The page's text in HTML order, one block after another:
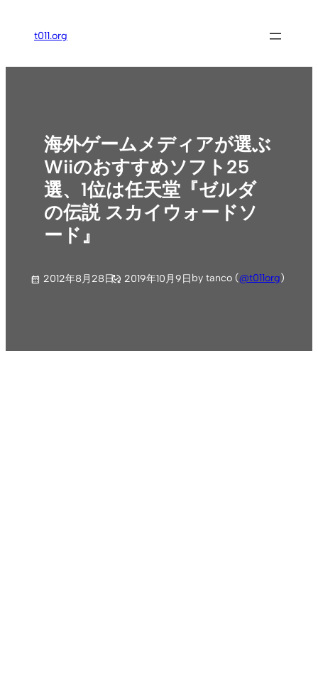
ス
t011.org
海外ゲームメディアが選ぶ
Wiiのおすすめソフト25
選、1位は任天堂『ゼルダ
の伝説 スカイウォードソ
ード』
2012年8月28日 2019年10月9日by tanco (@t011org)